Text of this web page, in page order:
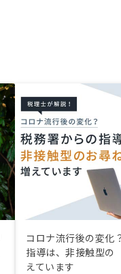
コロナ流行後の変化
指導は、非接触型の
えています